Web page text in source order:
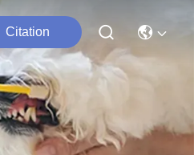
Citation